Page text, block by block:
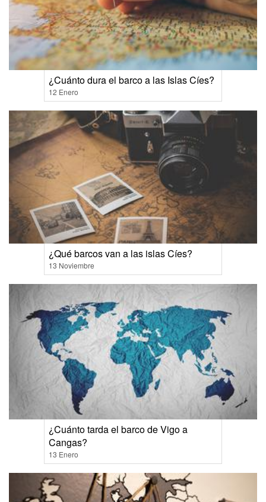
¿Cuánto dura el barco a las Islas Cíes?
12 Enero
¿Qué barcos van a las islas Cíes?
13 Noviembre
¿Cuánto tarda el barco de Vigo a
Cangas?
13 Enero